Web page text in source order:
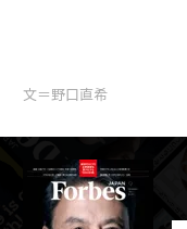
文＝野口直希